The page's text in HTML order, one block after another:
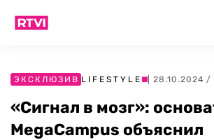
ЭКСКЛЮЗИВ LIFESTYLE | 28.10.2024 /
«Сигнал в мозг»:
MegaCampus объяснил